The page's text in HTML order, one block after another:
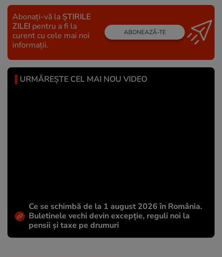
Abonați-vă la ȘTIRILE
ZILEI pentru a fi la
curent cu cele mai noi
informații.
ABONEAZĂ-TE
URMĂREȘTE CEL MAI NOU VIDEO
Ce se schimbă de la 1 august 2026 în România.
Buletinele vechi devin excepție, reguli noi la
pensii și taxe pe drumuri